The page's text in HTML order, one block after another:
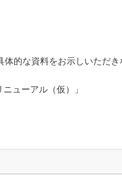
的な資料をお示しいただき
ューアル（仮）」